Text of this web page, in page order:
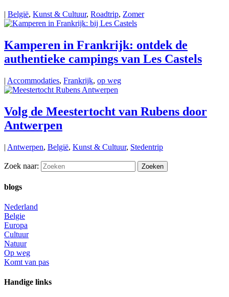
| België, Kunst & Cultuur, Roadtrip, Zomer
Kamperen in Frankrijk: ontdek de
authentieke campings van Les Castels
| Accommodaties, Frankrijk, op weg
Volg de Meestertocht van Rubens door
Antwerpen
| Antwerpen, België, Kunst & Cultuur, Stedentrip
Zoek naar:
blogs
Nederland
Belgie
Europa
Cultuur
Natuur
Op weg
Komt van pas
Handige links